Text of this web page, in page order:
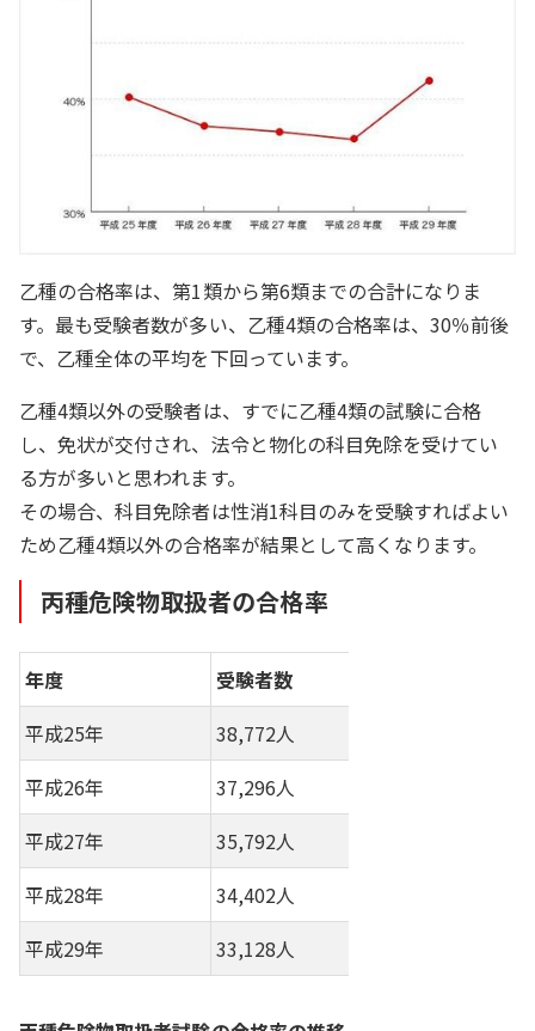
乙種の合格率は、第1類から第6類までの合計になりま
す。最も受験者数が多い、乙種4類の合格率は、30％前後
で、乙種全体の平均を下回っています。
乙種4類以外の受験者は、すでに乙種4類の試験に合格
し、免状が交付され、法令と物化の科目免除を受けてい
る方が多いと思われます。
その場合、科目免除者は性消1科目のみを受験すればよい
ため乙種4類以外の合格率が結果として高くなります。
丙種危険物取扱者の合格率
年度 受験者数
平成25年
38,772人
平成26年
37,296人
平成27年
35,792人
平成28年
34,402人
平成29年
33,128人